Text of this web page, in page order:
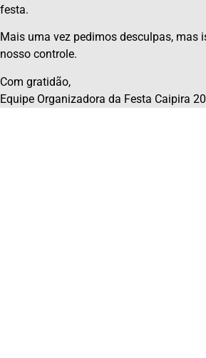
festa.
Mais uma vez pedimos desculpas, mas
nosso controle.
Com gratidão,
Equipe Organizadora da Festa Caipira